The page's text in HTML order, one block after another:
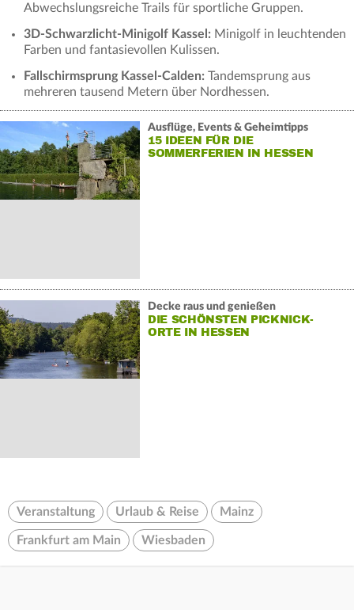
Abwechslungsreiche Trails für sportliche Gruppen.
3D-Schwarzlicht-Minigolf Kassel: Minigolf in leuchtenden
Farben und fantasievollen Kulissen.
Fallschirmsprung Kassel-Calden: Tandemsprung aus
mehreren tausend Metern über Nordhessen.
Ausflüge, Events & Geheimtipps
15 IDEEN FÜR DIE
SOMMERFERIEN IN HESSEN
Decke raus und genießen
DIE SCHÖNSTEN PICKNICK-
ORTE IN HESSEN
Veranstaltung Urlaub & Reise Mainz
Frankfurt am Main Wiesbaden